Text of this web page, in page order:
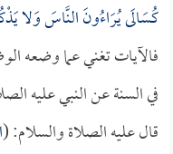
كُسَالَى يُرَاءُونَ النَّاسَ وَلا
فالآيات تغني عما وضعه
في السنة عن النبي عليه
قال عليه الصلاة والسلام: (